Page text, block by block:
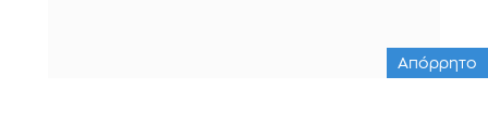
Απόρρητο